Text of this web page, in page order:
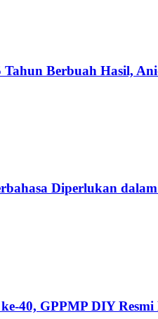
Tahun Berbuah Hasil,
Diperlukan
40, GPPMP DIY